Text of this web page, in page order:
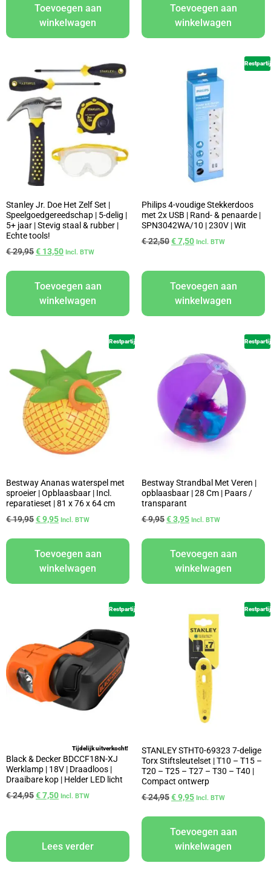
Toevoegen aan
winkelwagen
Toevoegen aan
winkelwagen
Stanley Jr. Doe Het Zelf Set |
Speelgoedgereedschap | 5-delig |
5+ jaar | Stevig staal & rubber |
Echte tools!
€29,95€ 13,50 Incl. BTW
Toevoegen aan
winkelwagen
Restpartij
Philips 4-voudige Stekkerdoos
met 2x USB | Rand- & penaarde |
SPN3042WA/10 | 230V | Wit
€22,50€7,50 Incl. BTW
Toevoegen aan
winkelwagen
Restpartij
Bestway Ananas waterspel met
sproeier | Opblaasbaar | Incl.
reparatieset | 81 x 76 x 64 cm
€19,95€9,95 Incl. BTW
Toevoegen aan
winkelwagen
Restpartij
Bestway Strandbal Met Veren |
opblaasbaar | 28 Cm | Paars /
transparant
€9,95€3,95 Incl. BTW
Toevoegen aan
winkelwagen
Restpartij
Tijdelijk uitverkocht!
Black & Decker BDCCF18N-XJ
Werklamp | 18V | Draadloos |
Draaibare kop | Helder LED licht
€24,95€7,50 Incl. BTW
Lees verder
Restpartij
STANLEY STHT0-69323 7-delige
Torx Stiftsleutelset | T10 – T15 –
T20 – T25 – T27 – T30 – T40 |
Compact ontwerp
€24,95€9,95 Incl. BTW
Toevoegen aan
winkelwagen